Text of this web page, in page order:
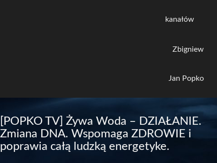
kanałów
Zbigniew
Jan Popko
[POPKO TV] Żywa Woda – DZIAŁANIE.
Zmiana DNA. Wspomaga ZDROWIE i
poprawia całą ludzką energetyke.